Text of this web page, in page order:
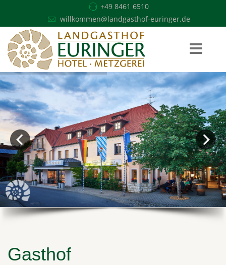
+49 8461 6510
willkommen@landgasthof-euringer.de
Gasthof